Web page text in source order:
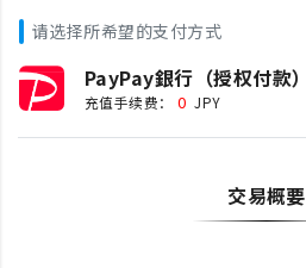
请选择所希望的支付方式
PayPay銀行（授权付款）
充值手续费： 0 JPY
交易概要